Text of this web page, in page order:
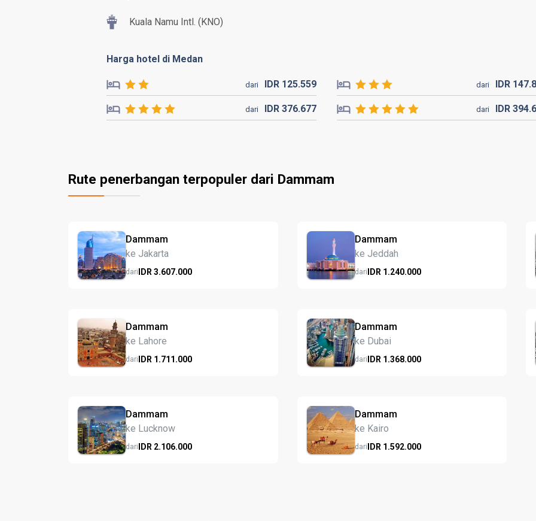
Kuala Namu Intl. (KNO)
Harga hotel di Medan
dari IDR 125.559 dari IDR 147.
dari IDR376.677 dari IDR 394.
Rute penerbangan terpopuler dari Dammam
Dammam
ke Jakarta
dariIDR 3.607.000
Dammam
ke Jeddah
dariIDR 1.240.000
Dammam
ke Lahore
dariIDR 1.711.000
Dammam
ke Dubai
dariIDR 1.368.000
Dammam
ke Lucknow
dariIDR 2.106.000
Dammam
ke Kairo
dariIDR 1.592.000